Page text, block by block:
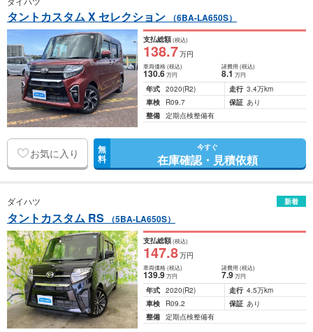
タントカスタム X セレクション （6BA-LA650S）
支払総額(税込)
138.7万円
車両価格(税込)
130.6万円
諸費用 (税込)
8.1 万円
年式 2020(R2) 走行 3.4万km
車検
R09.7 保証 あり
整備 定期点検整備有
お気に入り 無
料
今すぐ
在庫確認・見積依頼
ダイハツ 新着
タントカスタム RS （5BA-LA650S）
支払総額(税込)
147.8万円
車両価格(税込)
139.9万円
諸費用 (税込)
7.9 万円
年式 2020(R2) 走行 4.5万km
車検
R09.2 保証 あり
整備 定期点検整備有